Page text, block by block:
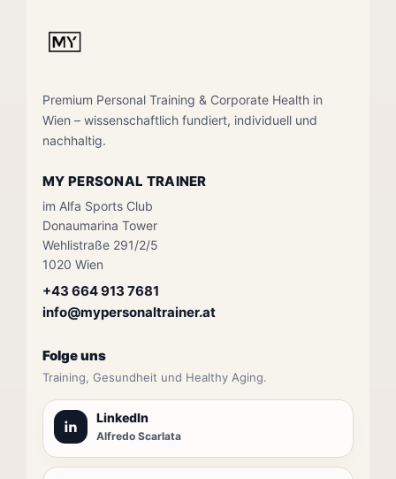
Premium Personal Training & Corporate Health in
Wien – wissenschaftlich fundiert, individuell und
nachhaltig.
MY PERSONAL TRAINER
im Alfa Sports Club
Donaumarina Tower
Wehlistraße 291/2/5
1020 Wien
+43 664 913 7681
info@mypersonaltrainer.at
Folge uns
Training, Gesundheit und Healthy Aging.
LinkedIn
Alfredo Scarlata